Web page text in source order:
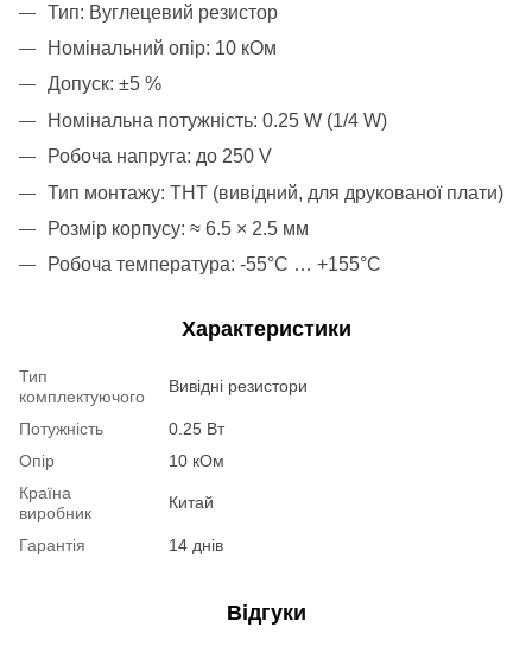
Тип: Вуглецевий резистор
Номінальний опір: 10 кОм
Допуск: ±5 %
Номінальна потужність: 0.25 W (1/4 W)
Робоча напруга: до 250 V
Тип монтажу: THT (вивідний, для друкованої плати)
Розмір корпусу: ≈ 6.5 × 2.5 мм
Робоча температура: -55°C … +155°C
Характеристики
Тип
комплектуючого
Вивідні резистори
Потужність
0.25 Вт
Опір
10 кОм
Країна
виробник
Китай
Гарантія 14 днів
Відгуки